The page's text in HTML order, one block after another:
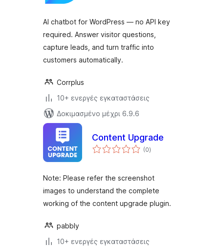
AI chatbot for WordPress — no API key
required. Answer visitor questions,
capture leads, and turn traffic into
customers automatically.
Corrplus
10+ ενεργές εγκαταστάσεις
Δοκιμασμένο μέχρι 6.9.6
Content Upgrade
(0αξιολογήσεις
σύνολο
)
Note: Please refer the screenshot
images to understand the complete
working of the content upgrade plugin.
pabbly
10+ ενεργές εγκαταστάσεις